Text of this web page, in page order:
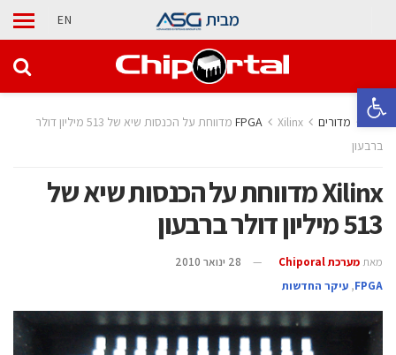
פתח סרגל נגישות
מבית EN
בית מדורים
Xilinx מדווחת על הכנסות שיא של 513 מיליון דולר
ברבעון
Xilinx מדווחת על הכנסות שיא של
513 מיליון דולר ברבעון
מאת מערכת Chiporal
28 ינואר 2010
‫‪FPGA‬‬
, עיקר החדשות